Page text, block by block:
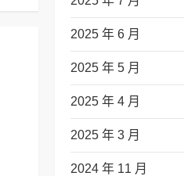
2025 年 6 月
2025 年 5 月
2025 年 4 月
2025 年 3 月
2024 年 11 月